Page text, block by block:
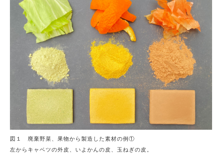
図１ 廃棄野菜、果物から製造した素材の例①
左からキャベツの外皮、いよかんの皮、玉ねぎの皮。